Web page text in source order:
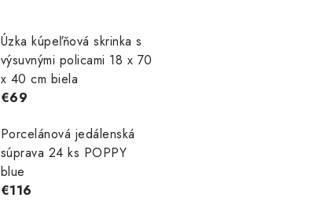
Úzka kúpeľňová skrinka s
výsuvnými policami 18 x 70
x 40 cm biela
€69
Porcelánová jedálenská
súprava 24 ks POPPY
blue
€116